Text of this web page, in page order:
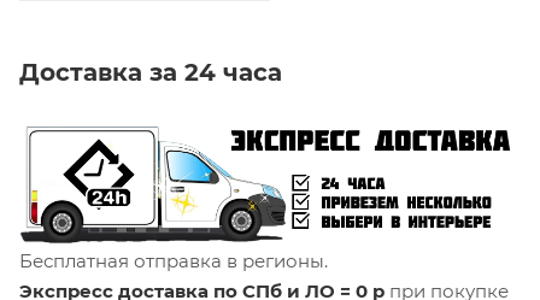
Доставка за 24 часа
Бесплатная отправка в регионы.
Экспресс доставка по СПб и ЛО = 0 р при покупке